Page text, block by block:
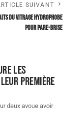
SUIVANT
du vitrage hydrophobe
pour pare-brise
les
première
deux avoue avoir